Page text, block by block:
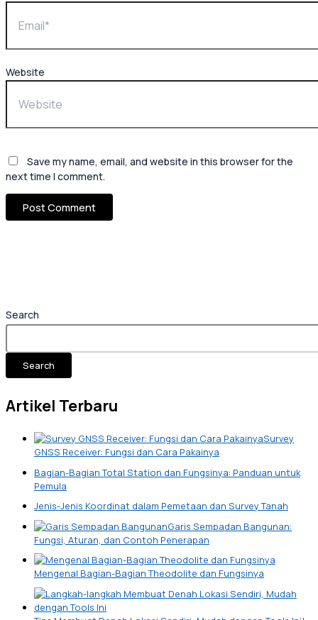
Search
Search
Artikel Terbaru
Survey
GNSS Receiver: Fungsi dan Cara Pakainya
Bagian-Bagian Total Station dan Fungsinya: Panduan untuk
Pemula
Jenis-Jenis Koordinat dalam Pemetaan dan Survey Tanah
Garis Sempadan Bangunan:
Fungsi, Aturan, dan Contoh Penerapan
Mengenal Bagian-Bagian Theodolite dan Fungsinya
Website
Save my name, email, and website in this browser for the
next time I comment.